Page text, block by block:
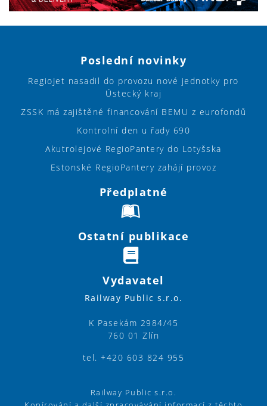
Poslední novinky
RegioJet nasadil do provozu nové jednotky pro
Ústecký kraj
ZSSK má zajištěné financování BEMU z eurofondů
Kontrolní den u řady 690
Akutrolejové RegioPantery do Lotyšska
Estonské RegioPantery zahájí provoz
Předplatné
Ostatní publikace
Vydavatel
Railway Public s.r.o.
K Pasekám 2984/45
760 01 Zlín
tel. +420 603 824 955
Railway Public s.r.o.